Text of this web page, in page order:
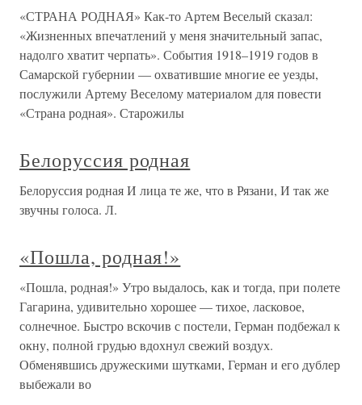
«СТРАНА РОДНАЯ» Как-то Артем Веселый сказал:
«Жизненных впечатлений у меня значительный запас,
надолго хватит черпать». События 1918–1919 годов в
Самарской губернии — охватившие многие ее уезды,
послужили Артему Веселому материалом для повести
«Страна родная». Старожилы
Белоруссия родная
Белоруссия родная И лица те же, что в Рязани, И так же
звучны голоса. Л.
«Пошла, родная!»
«Пошла, родная!» Утро выдалось, как и тогда, при полете
Гагарина, удивительно хорошее — тихое, ласковое,
солнечное. Быстро вскочив с постели, Герман подбежал к
окну, полной грудью вдохнул свежий воздух.
Обменявшись дружескими шутками, Герман и его дублер
выбежали во